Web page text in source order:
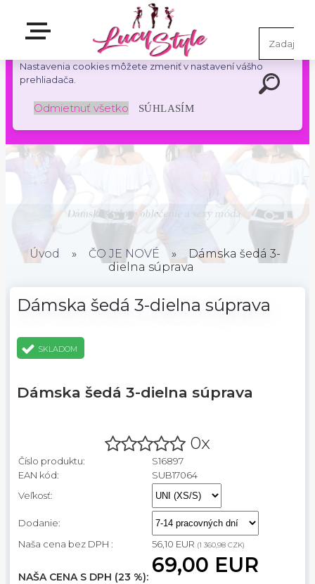
S cieľom uľahčiť užívateľom používať naše webové stránky
využívame cookies. Používaním našich stránok súhlasíte s
ukladaním súborov cookie na vašom počítači / zariadení.
Nastavenia cookies môžete zmeniť v nastavení vášho
prehliadača.
Odmietnuť všetko SÚHLASÍM
Úvod » ČO JE NOVÉ »
Dámska šedá 3-
dielna súprava
Dámska šedá 3-dielna súprava
SKLADOM
Dámska šedá 3-dielna súprava
0x
Číslo produktu:
S16897
EAN kód:
SUB17064
Veľkosť:
Dodanie:
Naša cena bez DPH :
56,10 EUR (1 360,98 CZK)
NAŠA CENA S DPH (23 %): 69,00 EUR